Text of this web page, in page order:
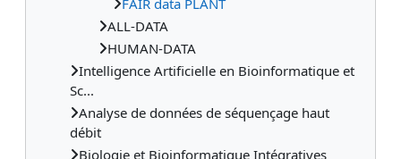
ALL-DATA
HUMAN-DATA
Intelligence Artificielle en Bioinformatique et
Sc...
Analyse de données de séquençage haut
débit
Biologie et Bioinformatique Intégratives